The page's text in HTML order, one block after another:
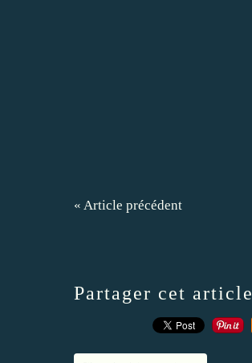
« Article précédent
Partager cet article